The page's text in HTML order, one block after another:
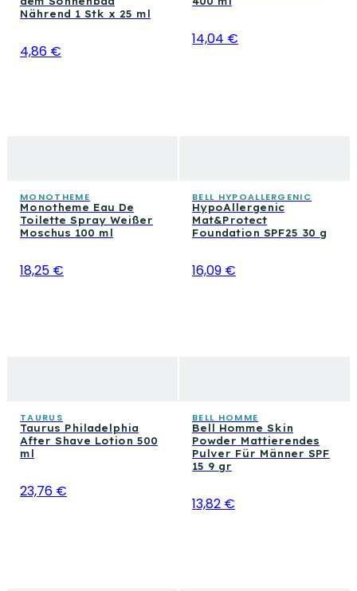
Nährend 1 Stk x 25 ml
4,86 €
14,04 €
MONOTHEME
Monotheme Eau De
Toilette Spray Weißer
Moschus 100 ml
18,25 €
BELL HYPOALLERGENIC
HypoAllergenic
Mat&Protect
Foundation SPF25 30 g
16,09 €
TAURUS
Taurus Philadelphia
After Shave Lotion 500
ml
23,76 €
BELL HOMME
Bell Homme Skin
Powder Mattierendes
Pulver Für Männer SPF
15 9 gr
13,82 €